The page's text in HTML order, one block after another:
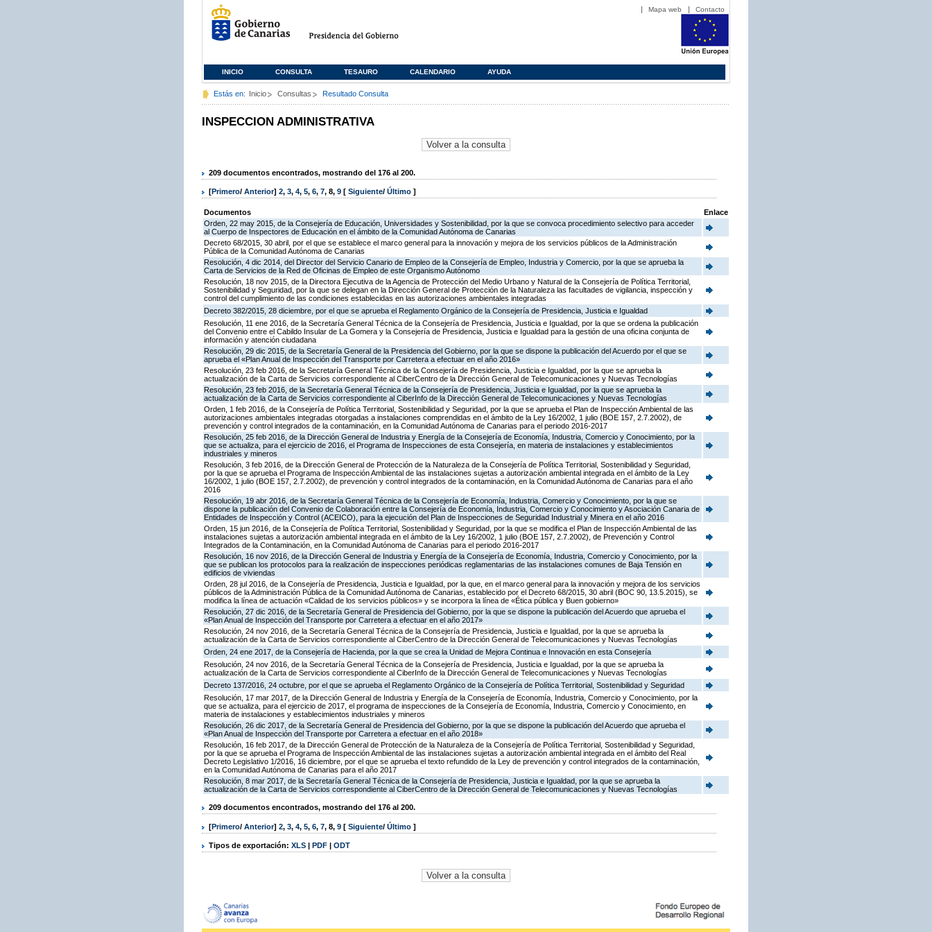
Mapa web Contacto
INICIO CONSULTA TESAURO CALENDARIO AYUDA
Estás en: Inicio Consultas Resultado Consulta
INSPECCION ADMINISTRATIVA
209 documentos encontrados, mostrando del 176 al 200.
[Primero/ Anterior] 2, 3, 4, 5, 6, 7, 8, 9 [ Siguiente/ Último ]
Documentos
Enlace
Orden, 22 may 2015, de la Consejería de Educación, Universidades y Sostenibilidad, por la que se convoca procedimiento selectivo para acceder
al Cuerpo de Inspectores de Educación en el ámbito de la Comunidad Autónoma de Canarias
Decreto 68/2015, 30 abril, por el que se establece el marco general para la innovación y mejora de los servicios públicos de la Administración
Pública de la Comunidad Autónoma de Canarias
Resolución, 4 dic 2014, del Director del Servicio Canario de Empleo de la Consejería de Empleo, Industria y Comercio, por la que se aprueba la
Carta de Servicios de la Red de Oficinas de Empleo de este Organismo Autónomo
Resolución, 18 nov 2015, de la Directora Ejecutiva de la Agencia de Protección del Medio Urbano y Natural de la Consejería de Política Territorial,
Sostenibilidad y Seguridad, por la que se delegan en la Dirección General de Protección de la Naturaleza las facultades de vigilancia, inspección y
control del cumplimiento de las condiciones establecidas en las autorizaciones ambientales integradas
Decreto 382/2015, 28 diciembre, por el que se aprueba el Reglamento Orgánico de la Consejería de Presidencia, Justicia e Igualdad
Resolución, 11 ene 2016, de la Secretaría General Técnica de la Consejería de Presidencia, Justicia e Igualdad, por la que se ordena la publicación
del Convenio entre el Cabildo Insular de La Gomera y la Consejería de Presidencia, Justicia e Igualdad para la gestión de una oficina conjunta de
información y atención ciudadana
Resolución, 29 dic 2015, de la Secretaría General de la Presidencia del Gobierno, por la que se dispone la publicación del Acuerdo por el que se
aprueba el «Plan Anual de Inspección del Transporte por Carretera a efectuar en el año 2016»
Resolución, 23 feb 2016, de la Secretaría General Técnica de la Consejería de Presidencia, Justicia e Igualdad, por la que se aprueba la
actualización de la Carta de Servicios correspondiente al CiberCentro de la Dirección General de Telecomunicaciones y Nuevas Tecnologías
Resolución, 23 feb 2016, de la Secretaría General Técnica de la Consejería de Presidencia, Justicia e Igualdad, por la que se aprueba la
actualización de la Carta de Servicios correspondiente al CiberInfo de la Dirección General de Telecomunicaciones y Nuevas Tecnologías
Orden, 1 feb 2016, de la Consejería de Política Territorial, Sostenibilidad y Seguridad, por la que se aprueba el Plan de Inspección Ambiental de las
autorizaciones ambientales integradas otorgadas a instalaciones comprendidas en el ámbito de la Ley 16/2002, 1 julio (BOE 157, 2.7.2002), de
prevención y control integrados de la contaminación, en la Comunidad Autónoma de Canarias para el periodo 2016-2017
Resolución, 25 feb 2016, de la Dirección General de Industria y Energía de la Consejería de Economía, Industria, Comercio y Conocimiento, por la
que se actualiza, para el ejercicio de 2016, el Programa de Inspecciones de esta Consejería, en materia de instalaciones y establecimientos
industriales y mineros
Resolución, 3 feb 2016, de la Dirección General de Protección de la Naturaleza de la Consejería de Política Territorial, Sostenibilidad y Seguridad,
por la que se aprueba el Programa de Inspección Ambiental de las instalaciones sujetas a autorización ambiental integrada en el ámbito de la Ley
16/2002, 1 julio (BOE 157, 2.7.2002), de prevención y control integrados de la contaminación, en la Comunidad Autónoma de Canarias para el año
2016
Resolución, 19 abr 2016, de la Secretaría General Técnica de la Consejería de Economía, Industria, Comercio y Conocimiento, por la que se
dispone la publicación del Convenio de Colaboración entre la Consejería de Economía, Industria, Comercio y Conocimiento y Asociación Canaria de
Entidades de Inspección y Control (ACEICO), para la ejecución del Plan de Inspecciones de Seguridad Industrial y Minera en el año 2016
Orden, 15 jun 2016, de la Consejería de Política Territorial, Sostenibilidad y Seguridad, por la que se modifica el Plan de Inspección Ambiental de las
instalaciones sujetas a autorización ambiental integrada en el ámbito de la Ley 16/2002, 1 julio (BOE 157, 2.7.2002), de Prevención y Control
Integrados de la Contaminación, en la Comunidad Autónoma de Canarias para el periodo 2016-2017
Resolución, 16 nov 2016, de la Dirección General de Industria y Energía de la Consejería de Economía, Industria, Comercio y Conocimiento, por la
que se publican los protocolos para la realización de inspecciones periódicas reglamentarias de las instalaciones comunes de Baja Tensión en
edificios de viviendas
Orden, 28 jul 2016, de la Consejería de Presidencia, Justicia e Igualdad, por la que, en el marco general para la innovación y mejora de los servicios
públicos de la Administración Pública de la Comunidad Autónoma de Canarias, establecido por el Decreto 68/2015, 30 abril (BOC 90, 13.5.2015), se
modifica la línea de actuación «Calidad de los servicios públicos» y se incorpora la línea de «Ética pública y Buen gobierno»
Resolución, 27 dic 2016, de la Secretaría General de Presidencia del Gobierno, por la que se dispone la publicación del Acuerdo que aprueba el
«Plan Anual de Inspección del Transporte por Carretera a efectuar en el año 2017»
Resolución, 24 nov 2016, de la Secretaría General Técnica de la Consejería de Presidencia, Justicia e Igualdad, por la que se aprueba la
actualización de la Carta de Servicios correspondiente al CiberCentro de la Dirección General de Telecomunicaciones y Nuevas Tecnologías
Orden, 24 ene 2017, de la Consejería de Hacienda, por la que se crea la Unidad de Mejora Continua e Innovación en esta Consejería
Resolución, 24 nov 2016, de la Secretaría General Técnica de la Consejería de Presidencia, Justicia e Igualdad, por la que se aprueba la
actualización de la Carta de Servicios correspondiente al CiberInfo de la Dirección General de Telecomunicaciones y Nuevas Tecnologías
Decreto 137/2016, 24 octubre, por el que se aprueba el Reglamento Orgánico de la Consejería de Política Territorial, Sostenibilidad y Seguridad
Resolución, 17 mar 2017, de la Dirección General de Industria y Energía de la Consejería de Economía, Industria, Comercio y Conocimiento, por la
que se actualiza, para el ejercicio de 2017, el programa de inspecciones de la Consejería de Economía, Industria, Comercio y Conocimiento, en
materia de instalaciones y establecimientos industriales y mineros
Resolución, 26 dic 2017, de la Secretaría General de Presidencia del Gobierno, por la que se dispone la publicación del Acuerdo que aprueba el
«Plan Anual de Inspección del Transporte por Carretera a efectuar en el año 2018»
Resolución, 16 feb 2017, de la Dirección General de Protección de la Naturaleza de la Consejería de Política Territorial, Sostenibilidad y Seguridad,
por la que se aprueba el Programa de Inspección Ambiental de las instalaciones sujetas a autorización ambiental integrada en el ámbito del Real
Decreto Legislativo 1/2016, 16 diciembre, por el que se aprueba el texto refundido de la Ley de prevención y control integrados de la contaminación,
en la Comunidad Autónoma de Canarias para el año 2017
Resolución, 8 mar 2017, de la Secretaría General Técnica de la Consejería de Presidencia, Justicia e Igualdad, por la que se aprueba la
actualización de la Carta de Servicios correspondiente al CiberCentro de la Dirección General de Telecomunicaciones y Nuevas Tecnologías
209 documentos encontrados, mostrando del 176 al 200.
[Primero/ Anterior] 2, 3, 4, 5, 6, 7, 8, 9 [ Siguiente/ Último ]
Tipos de exportación: XLS | PDF | ODT